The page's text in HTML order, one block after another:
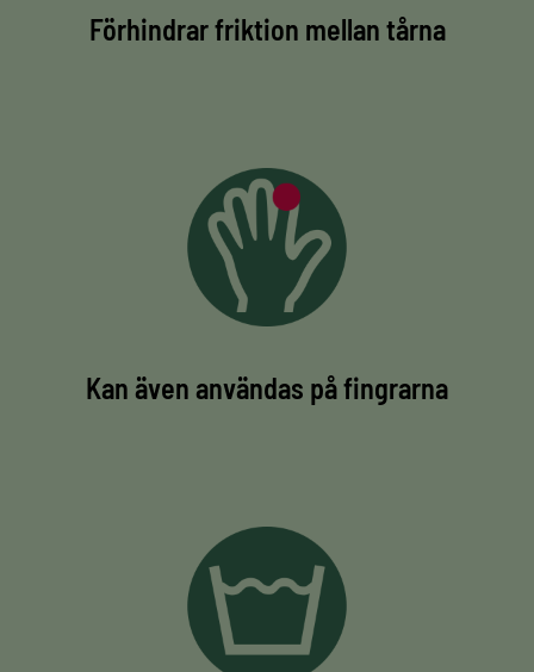
Förhindrar friktion mellan tårna
Kan även användas på fingrarna